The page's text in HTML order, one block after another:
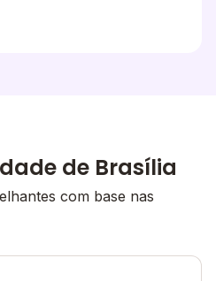
de Brasília
com base nas